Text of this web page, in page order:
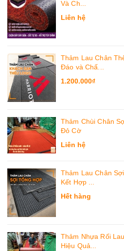
Và Ch...
Liên hệ
Thảm Lau Chân
Đáo và Chấ...
1.200.000₫
Thảm Chùi Chân
Đỏ Cờ
Liên hệ
Thảm Lau Chân
Kết Hợp ...
Hết hàng
Thảm Nhựa Rối
Hiệu Quả...